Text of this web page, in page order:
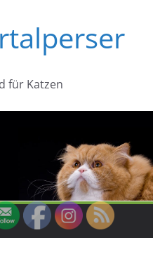
für Katzen